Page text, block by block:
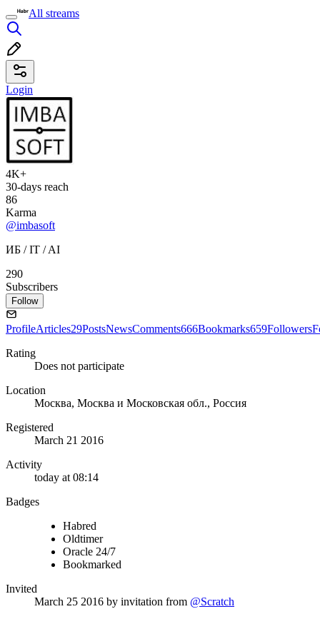
All streams
Login
4K+
30-days reach
86
Karma
@imbasoft
ИБ / IT / AI
290
Subscribers
Follow
ProfileArticles29PostsNewsComments666Bookmarks659Followers
Rating
Does not participate
Location
Москва, Москва и Московская обл., Россия
Registered
March 21 2016
Activity
today at 08:14
Badges
Habred
Oldtimer
Oracle 24/7
Bookmarked
Invited
March 25 2016 by invitation from @Scratch